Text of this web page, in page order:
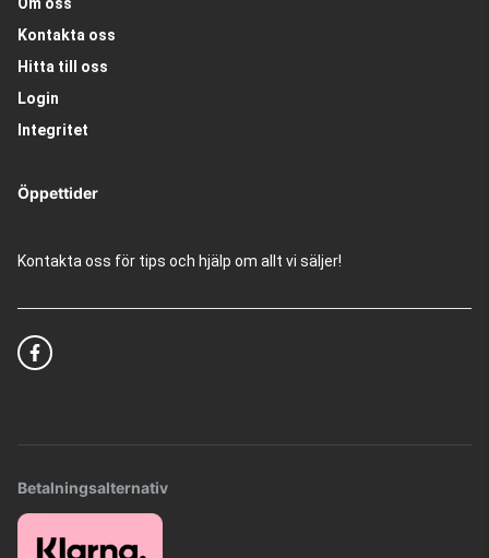
Kontakta oss
Hitta till oss
Login
Integritet
Öppettider
Kontakta oss för tips och hjälp om allt vi säljer!
Betalningsalternativ